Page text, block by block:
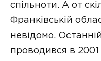
спільноти. А от
Франківській
невідомо.
проводився в